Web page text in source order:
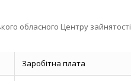
обласного Центру
Заробітна плата